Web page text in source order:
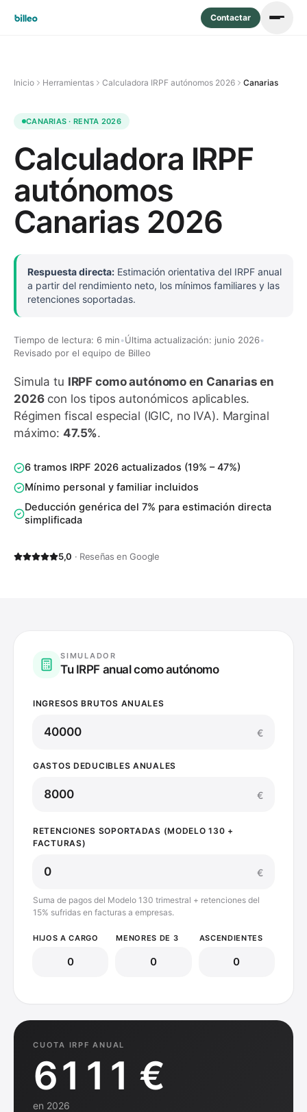
Contactar
Inicio Herramientas Calculadora IRPF autónomos 2026 Canarias
CANARIAS · RENTA 2026
Calculadora IRPF
autónomos
Canarias 2026
Respuesta directa: Estimación orientativa del IRPF anual
a partir del rendimiento neto, los mínimos familiares y las
retenciones soportadas.
Tiempo de lectura: 6 min•Última actualización: junio 2026•
Revisado por el equipo de Billeo
Simula tu IRPF como autónomo en Canarias en
2026con los tipos autonómicos aplicables.
Régimen fiscal especial (IGIC, no IVA). Marginal
máximo: 47.5%.
6 tramos IRPF 2026 actualizados (19% – 47%)
Mínimo personal y familiar incluidos
Deducción genérica del 7% para estimación directa
simplificada
5,0 · Reseñas en Google
SIMULADOR
Tu IRPF anual como autónomo
INGRESOS BRUTOS ANUALES
€
GASTOS DEDUCIBLES ANUALES
€
RETENCIONES SOPORTADAS (MODELO 130 +
FACTURAS)
€
Suma de pagos del Modelo 130 trimestral + retenciones del
15% sufridas en facturas a empresas.
HIJOS A CARGO MENORES DE 3 ASCENDIENTES
CUOTA IRPF ANUAL
6111 €
en 2026